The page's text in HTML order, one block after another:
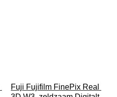
Fuji Fujifilm FinePix Real